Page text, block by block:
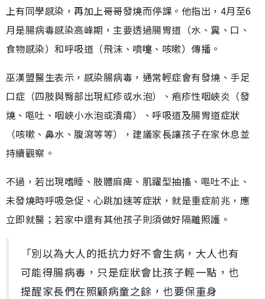
上有同學感染，再加上哥哥發燒而停課。他指出，4月至6
月是腸病毒感染高峰期，主要透過腸胃道（水、糞、口、
食物感染）和呼吸道（飛沫、噴嚏、咳嗽）傳播。
巫漢盟醫生表示，感染腸病毒，通常輕症會有發燒、手足
口症（四肢與臀部出現紅疹或水泡）、疱疹性咽峽炎（發
燒、嘔吐、咽峽小水泡或潰瘍）、呼吸道及腸胃道症狀
（咳嗽、鼻水、腹瀉等等），建議家長讓孩子在家休息並
持續觀察。
不過，若出現嗜睡、肢體麻痺、肌躍型抽搐、嘔吐不止、
未發燒時呼吸急促、心跳加速等症狀，就是重症前兆，應
立即就醫；若家中還有其他孩子則須做好隔離照護。
「別以為大人的抵抗力好不會生病，大人也有
可能得腸病毒，只是症狀會比孩子輕一點，也
提醒家長們在照顧病童之餘，也要保重身